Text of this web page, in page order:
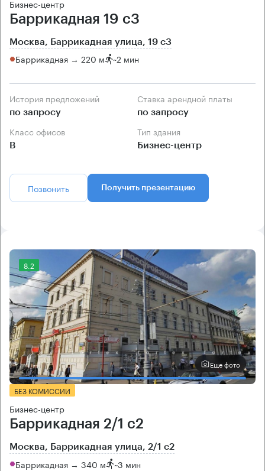
Бизнес-центр
Баррикадная 19 с3
Москва, Баррикадная улица, 19 с3
Баррикадная → 220 м ~2 мин
История предложений
по запросу
Ставка арендной платы
по запросу
Класс офисов
B
Тип здания
Бизнес-центр
Позвонить Получить презентацию
8.2
Еще фото
БЕЗ КОМИССИИ
Бизнес-центр
Баррикадная 2/1 с2
Москва, Баррикадная улица, 2/1 с2
Баррикадная → 340 м ~3 мин